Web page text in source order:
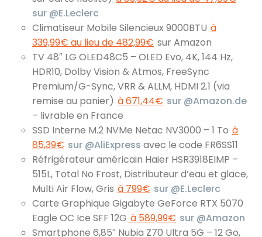
sur @E.Leclerc
Climatiseur Mobile Silencieux 9000BTU à
339,99€ au lieu de 482,99€ sur Amazon
TV 48″ LG OLED48C5 – OLED Evo, 4K, 144 Hz,
HDR10, Dolby Vision & Atmos, FreeSync
Premium/G-Sync, VRR & ALLM, HDMI 2.1 (via
remise au panier) à 671,44€ sur @Amazon.de
– livrable en France
SSD Interne M.2 NVMe Netac NV3000 – 1 To à
85,39€ sur @AliExpress avec le code FR6SS11
Réfrigérateur américain Haier HSR3918EIMP –
515L, Total No Frost, Distributeur d’eau et glace,
Multi Air Flow, Gris à 799€ sur @E.Leclerc
Carte Graphique Gigabyte GeForce RTX 5070
Eagle OC Ice SFF 12G à 589,99€ sur @Amazon
Smartphone 6,85″ Nubia Z70 Ultra 5G – 12 Go,